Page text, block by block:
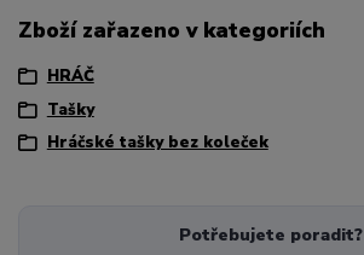
Zboží zařazeno v kategoriích
HRÁČ
Tašky
Hráčské tašky bez koleček
Potřebujete poradit?